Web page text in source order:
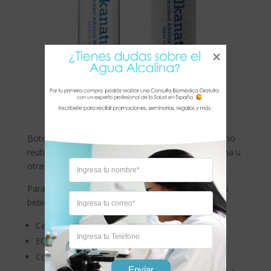
Botella de cristal borosilicato con funda de neopreno
reutilizable ideal para que puedas llevar agua alcalina u
otras bebidas contigo a cualquier parte.
Para beber el agua alcalina Alkanatur Drops u otras
bebidas alcalinizantes.
Capacidad 500 ml.
ECO: Libre de plomo y metales pesados
Con cierre hermético de acero inoxidable que